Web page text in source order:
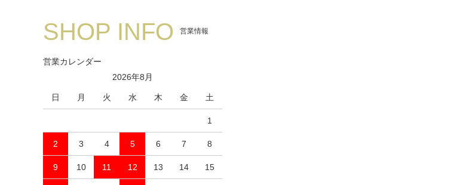
SHOP INFO 営業情報
営業カレンダー
2026年8月
日 月 火 水 木 金 土
1
2 3 4 5 6 7 8
9 10 11 12 13 14 15